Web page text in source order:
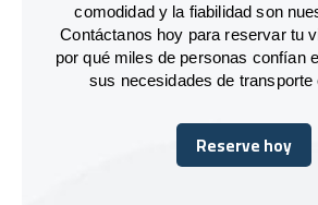
comodidad y la fiabilidad son
Contáctanos hoy para reservar tu
por qué miles de personas confían
sus necesidades de transporte
Reserve hoy
Reserve hoy